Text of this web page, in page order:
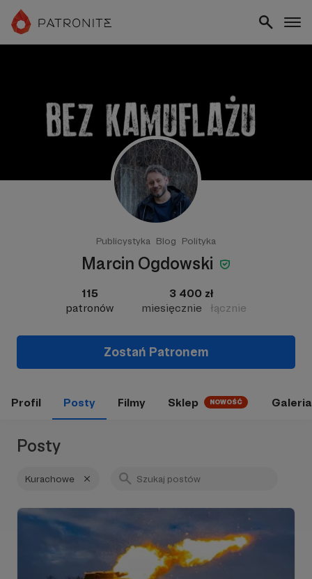
Publicystyka Blog Polityka
Marcin Ogdowski
115
patronów
3 400 zł
miesięcznie
łącznie
Zostań Patronem
Profil Posty Filmy Sklep NOWOŚĆ Galeria
Posty
Kurachowe